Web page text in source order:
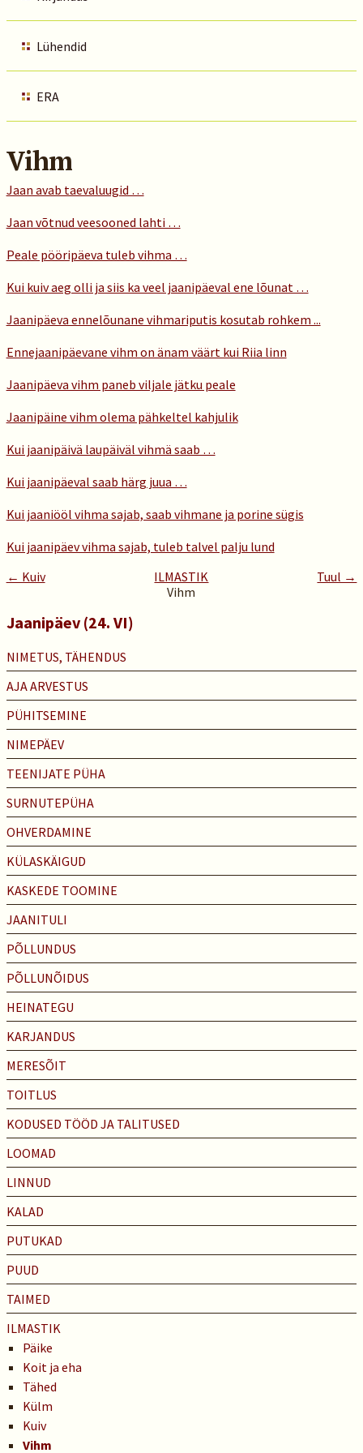
Lühendid
ERA
Vihm
Jaan avab taevaluugid …
Jaan võtnud veesooned lahti …
Peale pööripäeva tuleb vihma …
Kui kuiv aeg olli ja siis ka veel jaanipäeval ene lõunat …
Jaanipäeva ennelõunane vihmariputis kosutab rohkem ...
Ennejaanipäevane vihm on änam väärt kui Riia linn
Jaanipäeva vihm paneb viljale jätku peale
Jaanipäine vihm olema pähkeltel kahjulik
Kui jaanipäivä laupäiväl vihmä saab …
Kui jaanipäeval saab härg juua …
Kui jaaniööl vihma sajab, saab vihmane ja porine sügis
Kui jaanipäev vihma sajab, tuleb talvel palju lund
← Kuiv
Tuul →
ILMASTIK
Vihm
Jaanipäev (24. VI)
NIMETUS, TÄHENDUS
AJA ARVESTUS
PÜHITSEMINE
NIMEPÄEV
TEENIJATE PÜHA
SURNUTEPÜHA
OHVERDAMINE
KÜLASKÄIGUD
KASKEDE TOOMINE
JAANITULI
PÕLLUNDUS
PÕLLUNÕIDUS
HEINATEGU
KARJANDUS
MERESÕIT
TOITLUS
KODUSED TÖÖD JA TALITUSED
LOOMAD
LINNUD
KALAD
PUTUKAD
PUUD
TAIMED
ILMASTIK
Päike
Koit ja eha
Tähed
Külm
Kuiv
Vihm